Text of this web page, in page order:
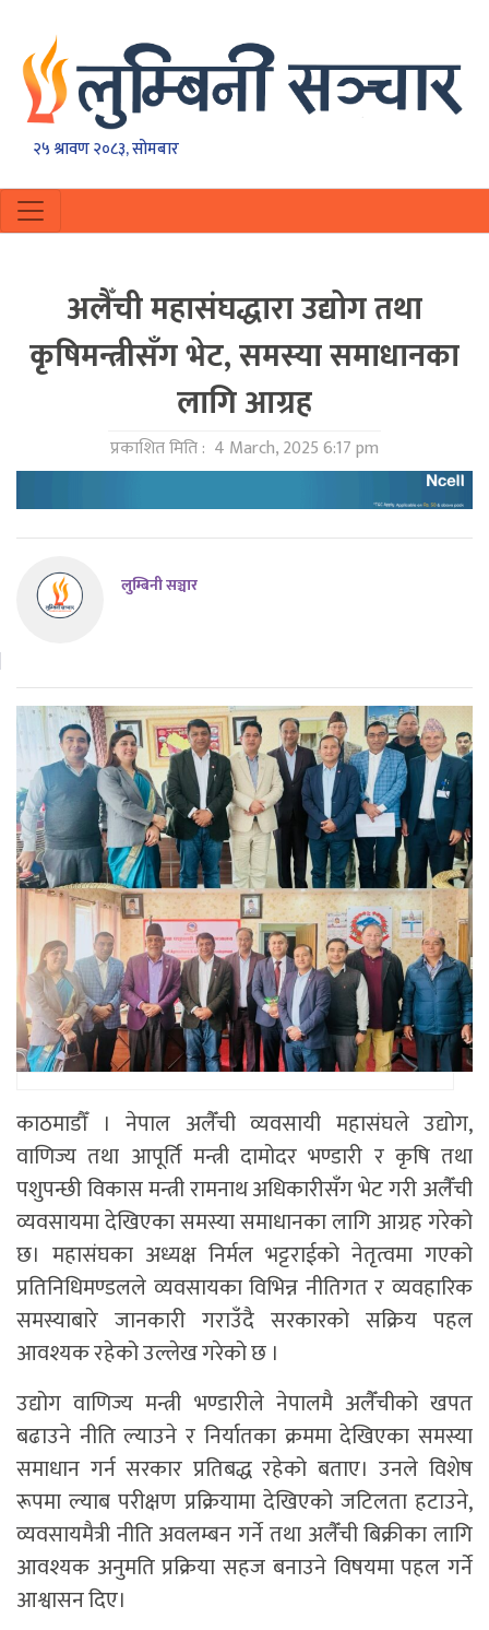
२५ श्रावण २०८३, सोमबार
अलैँची महासंघद्धारा उद्योग तथा
कृषिमन्त्रीसँग भेट, समस्या समाधानका
लागि आग्रह
प्रकाशित मिति : 4 March, 2025 6:17 pm
लुम्बिनी सञ्चार
काठमाडौँ । नेपाल अलैँची व्यवसायी महासंघले उद्योग,
वाणिज्य तथा आपूर्ति मन्त्री दामोदर भण्डारी र कृषि तथा
पशुपन्छी विकास मन्त्री रामनाथ अधिकारीसँग भेट गरी अलैँची
व्यवसायमा देखिएका समस्या समाधानका लागि आग्रह गरेको
छ। महासंघका अध्यक्ष निर्मल भट्टराईको नेतृत्वमा गएको
प्रतिनिधिमण्डलले व्यवसायका विभिन्न नीतिगत र व्यवहारिक
समस्याबारे जानकारी गराउँदै सरकारको सक्रिय पहल
आवश्यक रहेको उल्लेख गरेको छ ।
उद्योग वाणिज्य मन्त्री भण्डारीले नेपालमै अलैँचीको खपत
बढाउने नीति ल्याउने र निर्यातका क्रममा देखिएका समस्या
समाधान गर्न सरकार प्रतिबद्ध रहेको बताए। उनले विशेष
रूपमा ल्याब परीक्षण प्रक्रियामा देखिएको जटिलता हटाउने,
व्यवसायमैत्री नीति अवलम्बन गर्ने तथा अलैँची बिक्रीका लागि
आवश्यक अनुमति प्रक्रिया सहज बनाउने विषयमा पहल गर्ने
आश्वासन दिए।